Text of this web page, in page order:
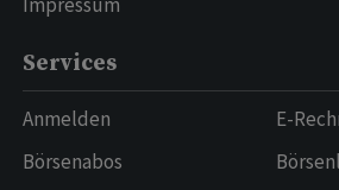
Impressum
Services
Anmelden
Börsenabos
E-